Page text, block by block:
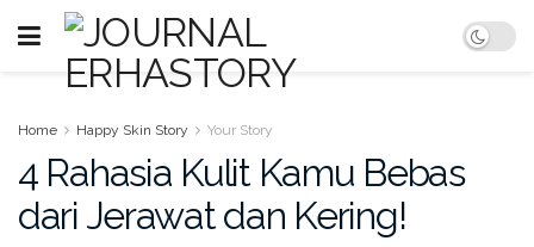
Home Happy Skin Story Your Story
4 Rahasia Kulit Kamu Bebas
dari Jerawat dan Kering!